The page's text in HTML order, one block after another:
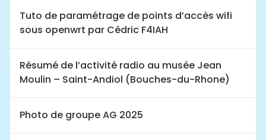
Tuto de paramétrage de points d’accès wifi
sous openwrt par Cédric F4IAH
Résumé de l’activité radio au musée Jean
Moulin – Saint-Andiol (Bouches-du-Rhone)
Photo de groupe AG 2025